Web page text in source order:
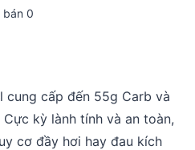
0
cung cấp đến 55g Carb và
kỳ lành tính và an toàn,
cơ đầy hơi hay đau kích